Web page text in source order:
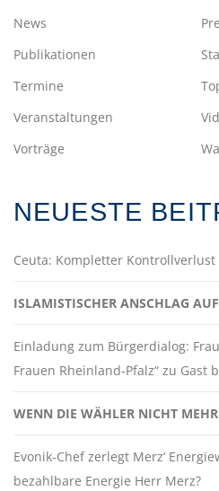
News
Publikationen
Termine
Veranstaltungen
Vorträge
NEUESTE
Ceuta: Kompletter
ISLAMISTISCHER ANSCHLAG
Einladung zum Bürgerdialog:
Frauen Rheinland-Pfalz“ zu Gast
WENN DIE WÄHLER NICHT
Evonik-Chef zerlegt Merz‘
bezahlbare Energie Herr Merz?